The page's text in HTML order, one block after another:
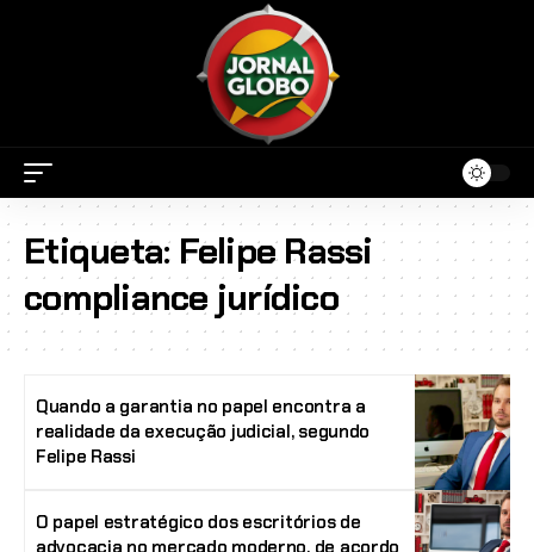
Etiqueta: Felipe Rassi
compliance jurídico
Quando a garantia no papel encontra a
realidade da execução judicial, segundo
Felipe Rassi
O papel estratégico dos escritórios de
advocacia no mercado moderno, de acordo